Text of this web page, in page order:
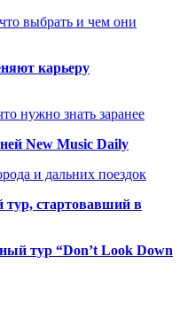
выбрать и чем они
карьеру
нужно знать заранее
New Music Daily
и дальних поездок
тур, стартовавший в
тур “Don’t Look Down